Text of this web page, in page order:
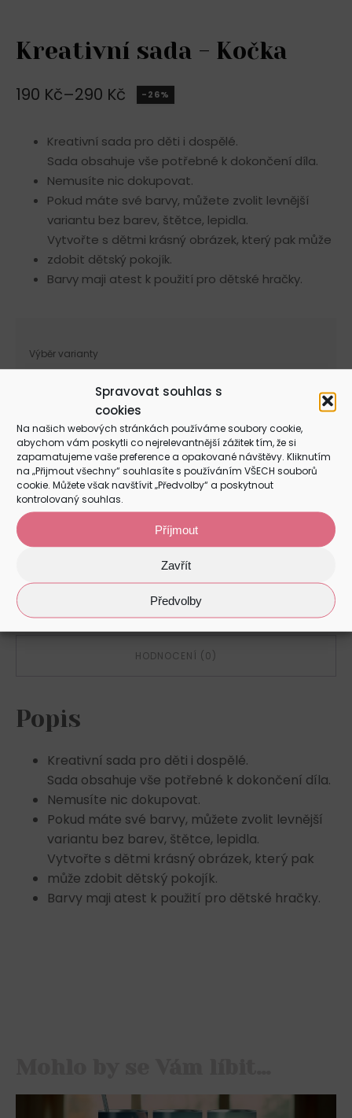
Spravovat souhlas s
cookies
Na našich webových stránkách používáme soubory cookie,
abychom vám poskytli co nejrelevantnější zážitek tím, že si
zapamatujeme vaše preference a opakované návštěvy. Kliknutím
na „Přijmout všechny“ souhlasíte s používáním VŠECH souborů
cookie. Můžete však navštívit „Předvolby“ a poskytnout
kontrolovaný souhlas.
Příjmout
Zavřít
Předvolby
Kreativní sada - Kočka
190 Kč–290 Kč
Rozpětí
190 Kč
290 Kč
-26%
Kreativní sada pro děti i dospělé.
Sada obsahuje vše potřebné k dokončení díla.
Nemusíte nic dokupovat.
Pokud máte své barvy, můžete zvolit levnější
variantu bez barev, štětce, lepidla.
Vytvořte s dětmi krásný obrázek, který pak může
zdobit dětský pokojík.
Barvy maji atest k použití pro dětské hračky.
Výběr varianty
Kreativní
sada
-
Kočka
PŘIDAT DO KOŠÍKU
DALŠÍ INFORMACE
HODNOCENÍ (0)
Popis
Kreativní sada pro děti i dospělé.
Sada obsahuje vše potřebné k dokončení díla.
Nemusíte nic dokupovat.
Pokud máte své barvy, můžete zvolit levnější
variantu bez barev, štětce, lepidla.
Vytvořte s dětmi krásný obrázek, který pak
může zdobit dětský pokojík.
Barvy maji atest k použití pro dětské hračky.